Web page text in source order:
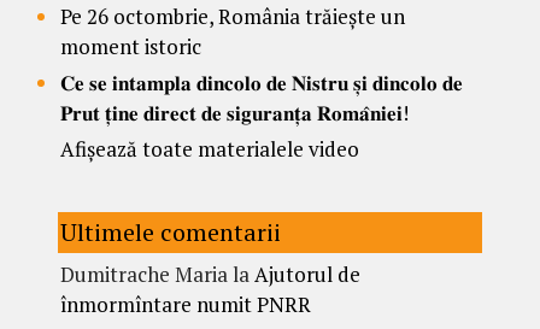
Pe 26 octombrie, România trăiește un
moment istoric
𝐂𝐞 𝐬𝐞 𝐢𝐧𝐭𝐚𝐦𝐩𝐥𝐚 𝐝𝐢𝐧𝐜𝐨𝐥𝐨 𝐝𝐞 𝐍𝐢𝐬𝐭𝐫𝐮 𝐬̦𝐢 𝐝𝐢𝐧𝐜𝐨𝐥𝐨 𝐝𝐞
𝐏𝐫𝐮𝐭 𝐭̦𝐢𝐧𝐞 𝐝𝐢𝐫𝐞𝐜𝐭 𝐝𝐞 𝐬𝐢𝐠𝐮𝐫𝐚𝐧𝐭̦𝐚 𝐑𝐨𝐦𝐚̂𝐧𝐢𝐞𝐢!
Afișează toate materialele video
Ultimele comentarii
Dumitrache MarialaAjutorul de
înmormîntare numit PNRR